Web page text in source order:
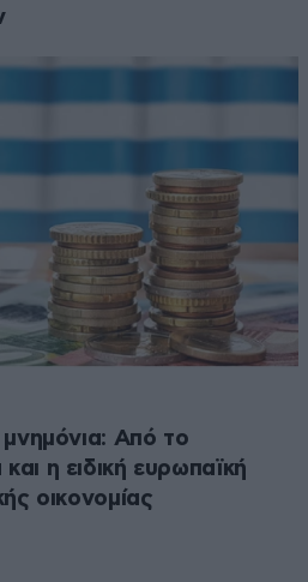
Από το
η ειδική ευρωπαϊκή
οικονομίας